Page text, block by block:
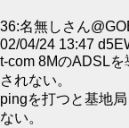
36:名無しさん
02/04/24 13:47
t-com 8MのADSL
されない。
pingを打つと基地
ない。